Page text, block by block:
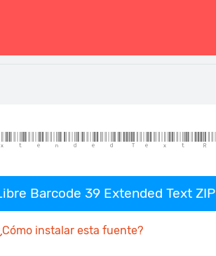
Barcode 39 Extended Text ZIP
instalar esta fuente?